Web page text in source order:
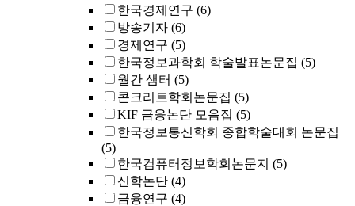
한국경제연구 (6)
방송기자 (6)
경제연구 (5)
한국정보과학회 학술발표논문집 (5)
월간 샘터 (5)
콘크리트학회논문집 (5)
KIF 금융논단 모음집 (5)
한국정보통신학회 종합학술대회 논문집
(5)
한국컴퓨터정보학회논문지 (5)
신학논단 (4)
금융연구 (4)